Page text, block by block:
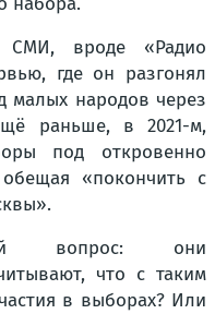
СМИ, вроде «Радио
где он разгонял
малых народов через
раньше, в 2021-м,
под откровенно
обещая «покончить с
вопрос: они
что с таким
в выборах? Или